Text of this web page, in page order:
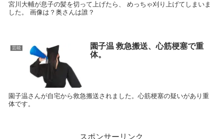
宮川大輔が息子の髪を切って上げたら、 めっちゃ刈り上げてしまいま
した。 画像は？奥さんは誰？
芸能
園子温 救急搬送、心筋梗塞で重
体。
園子温さんが自宅から救急搬送されました。心筋梗塞の疑いがあり重
体です。
スポンサーリンク